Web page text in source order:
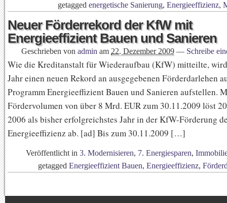
getagged energetische Sanierung, Energieeffizienz,
Neuer Förderrekord der KfW mit
Energieeffizient Bauen und Sanieren
Geschrieben von admin am 22. Dezember 2009 — Schreibe
Wie die Kreditanstalt für Wiederaufbau (KfW) mitteilte,
Jahr einen neuen Rekord an ausgegebenen Förderdarlehen
Programm Energieeffizient Bauen und Sanieren aufstellen.
Fördervolumen von über 8 Mrd. EUR zum 30.11.2009 löst
2006 als bisher erfolgreichstes Jahr in der KfW-Förderung
Energieeffizienz ab. [ad] Bis zum 30.11.2009 […]
Veröffentlicht in 3. Modernisieren, 7. Energiesparen,
getagged Energieeffizient Bauen, Energieeffizienz,